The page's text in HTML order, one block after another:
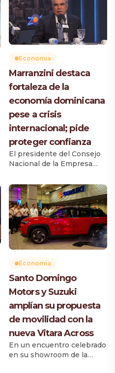
Economia
Marranzini destaca
fortaleza de la
economía dominicana
pese a crisis
internacional; pide
proteger confianza
El presidente del Consejo
Nacional de la Empresa
Juan Marranzini, reconoció
este lunes el desempeño
favorable de la economía
dominicana en medio de
un escenario internacional
adverso, marcado por la
guerra, el incremento de
los precios del petróleo y
otras presiones externas.
El Sol de la Mañana,
Marranzini […]
Economia
Santo Domingo
Motors y Suzuki
amplían su propuesta
de movilidad con la
nueva Vitara Across
En un encuentro celebrado
en su showroom de la